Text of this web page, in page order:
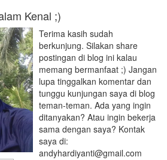
Kenal ;)
Terima kasih sudah
berkunjung. Silakan share
postingan di blog ini kalau
memang bermanfaat ;) Jangan
lupa tinggalkan komentar dan
tunggu kunjungan saya di blog
teman-teman. Ada yang ingin
ditanyakan? Atau ingin bekerja
sama dengan saya? Kontak
saya di:
andyhardiyanti@gmail.com